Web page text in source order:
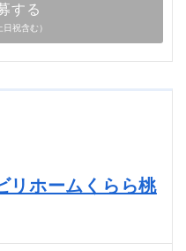
する
祝含む）
リホームくらら桃